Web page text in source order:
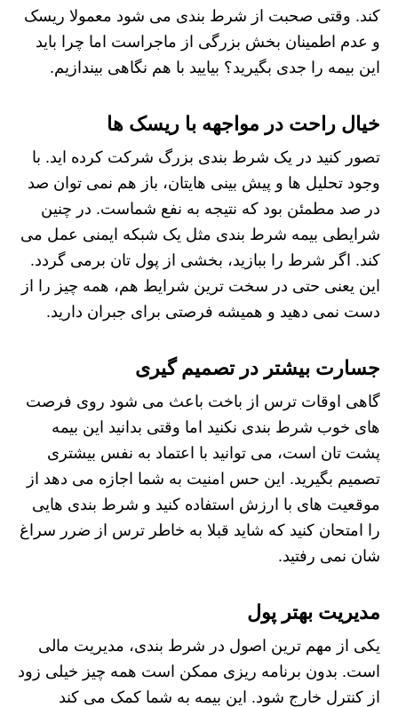
کند. وقتی صحبت از شرط بندی می شود معمولا ریسک
و عدم اطمینان بخش بزرگی از ماجراست اما چرا باید
این بیمه را جدی بگیرید؟ بیایید با هم نگاهی بیندازیم.
خیال راحت در مواجهه با ریسک ها
تصور کنید در یک شرط بندی بزرگ شرکت کرده اید. با
وجود تحلیل ها و پیش بینی هایتان، باز هم نمی توان صد
در صد مطمئن بود که نتیجه به نفع شماست. در چنین
شرایطی بیمه شرط بندی مثل یک شبکه ایمنی عمل می
کند. اگر شرط را ببازید، بخشی از پول تان برمی گردد.
این یعنی حتی در سخت ترین شرایط هم، همه چیز را از
دست نمی دهید و همیشه فرصتی برای جبران دارید.
جسارت بیشتر در تصمیم گیری
گاهی اوقات ترس از باخت باعث می شود روی فرصت
های خوب شرط بندی نکنید اما وقتی بدانید این بیمه
پشت تان است، می توانید با اعتماد به نفس بیشتری
تصمیم بگیرید. این حس امنیت به شما اجازه می دهد از
موقعیت های با ارزش استفاده کنید و شرط بندی هایی
را امتحان کنید که شاید قبلا به خاطر ترس از ضرر سراغ
شان نمی رفتید.
مدیریت بهتر پول
یکی از مهم ترین اصول در شرط بندی، مدیریت مالی
است. بدون برنامه ریزی ممکن است همه چیز خیلی زود
از کنترل خارج شود. این بیمه به شما کمک می کند